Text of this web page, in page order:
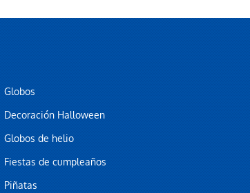
Globos
Decoración Halloween
Globos de helio
Fiestas de cumpleaños
Piñatas